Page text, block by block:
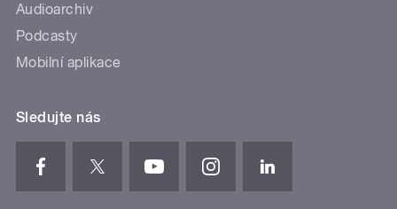
Audioarchiv
Podcasty
Mobilní aplikace
Sledujte nás